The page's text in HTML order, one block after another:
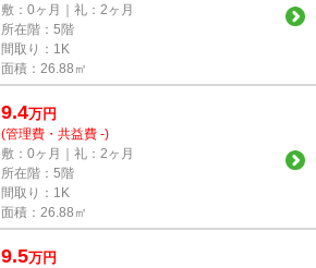
敷：0ヶ月｜礼：2ヶ月
所在階：5階
間取り：1K
面積：26.88㎡
9.4万円
(管理費・共益費 -)
敷：0ヶ月｜礼：2ヶ月
所在階：5階
間取り：1K
面積：26.88㎡
9.5万円